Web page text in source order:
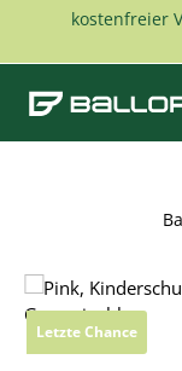
Zum Hauptinhalt
kostenfreier
Bildergalerie
Letzte Chance